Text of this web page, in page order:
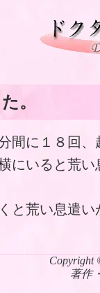
。
間に１８回
にいると荒
と荒い息遣
Copyright
著作